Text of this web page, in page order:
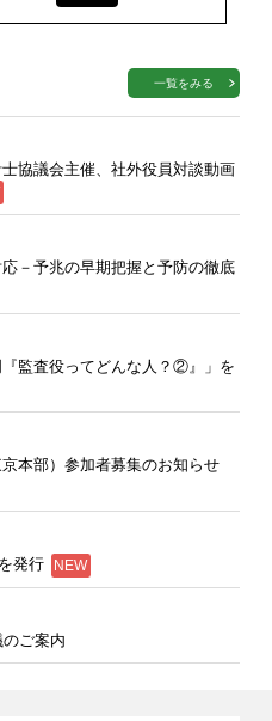
一覧をみる
協議会主催、社外役員対談動画
－予兆の早期把握と予防の徹底
監査役ってどんな人？②』」を
本部）参加者募集のお知らせ
発行
ご案内